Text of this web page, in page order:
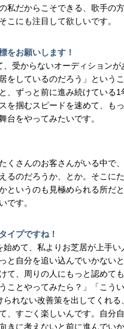
私だからこそできる、歌手の
こにも注目して欲しいです。
をお願いします！
受からないオーディション
をしているのだろう」という
、ずっと前に進み続けている
を掴むスピードを速めて、も
台をやってみたいです。
くさんのお客さんがいる中で
るのだろうか、とか。そこに
というのも見極められる所だ
です。
イプですね！
めて、私よりお芝居が上手
と自分を追い込んでいかない
て、周りの人にもっと認め
ことやってみたら？」「こう
れない改善策を出してくれ
、すごく楽しいんです。自分
きに考えないと前に進んでい